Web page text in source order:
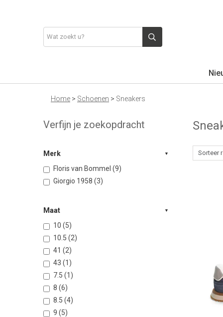
Home > Schoenen > Sneakers
Verfijn je zoekopdracht
Merk
Floris van Bommel (9)
Giorgio 1958 (3)
Maat
10 (5)
10.5 (2)
41 (2)
43 (1)
7.5 (1)
8 (6)
8.5 (4)
9 (5)